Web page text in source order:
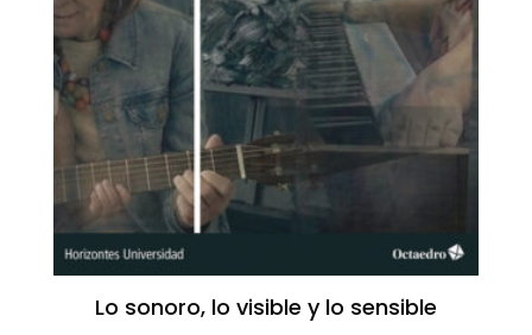
Lo sonoro, lo visible y lo sensible